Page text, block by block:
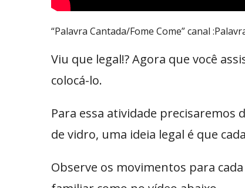
“Palavra Cantada/Fome Come” canal
Viu que legal!? Agora que você
colocá-lo.
Para essa atividade
de vidro, uma ideia legal é que
Observe os movimentos para